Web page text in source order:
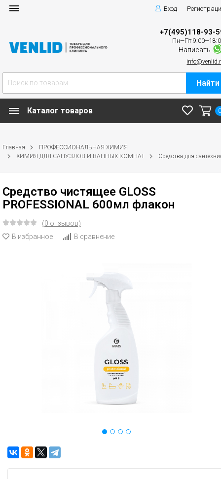
Вход
+7(495)118-93-
Пн—Пт
Написать
Найти
Каталог товаров
Главная
ПРОФЕССИОНАЛЬНАЯ ХИМИЯ
ХИМИЯ ДЛЯ САНУЗЛОВ И ВАННЫХ КОМНАТ
Средства для
Средство чистящее GLOSS
PROFESSIONAL 600мл флакон
(0 отзывов)
В избранное
В сравнение